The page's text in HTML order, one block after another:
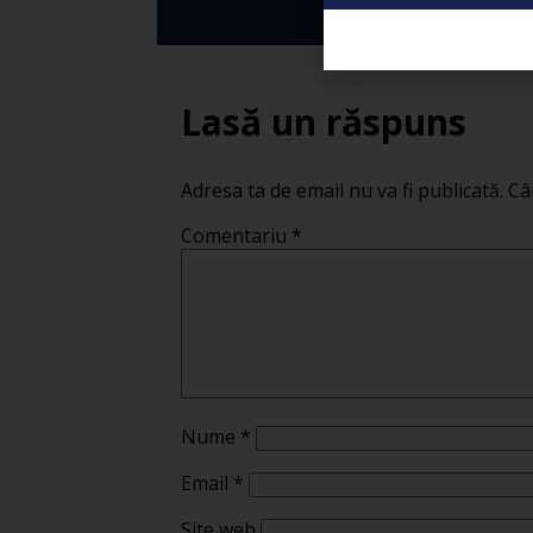
Lasă un răspuns
Adresa ta de email nu va fi publicată.
Comentariu *
Nume *
Email *